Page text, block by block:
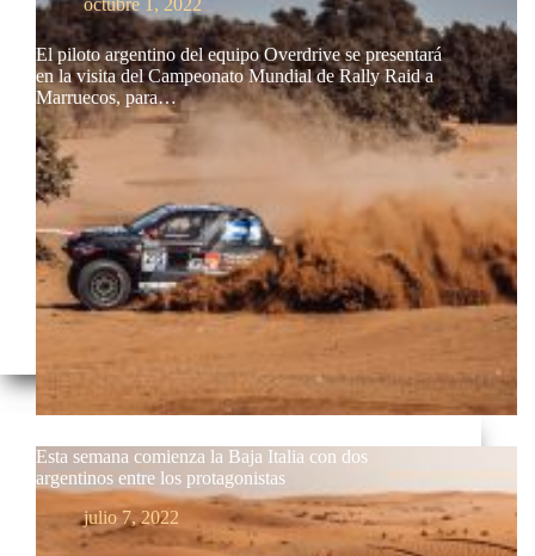
octubre 1, 2022
El piloto argentino del equipo Overdrive se presentará
en la visita del Campeonato Mundial de Rally Raid a
Marruecos, para…
Esta semana comienza la Baja Italia con dos
argentinos entre los protagonistas
julio 7, 2022